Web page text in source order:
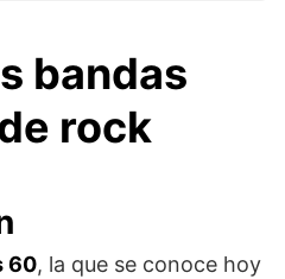
bandas
rock
60, la que se conoce hoy